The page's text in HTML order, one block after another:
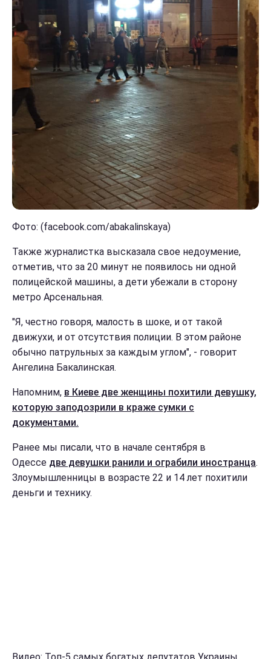
Фото: (facebook.com/abakalinskaya)
Также журналистка высказала свое недоумение,
отметив, что за 20 минут не появилось ни одной
полицейской машины, а дети убежали в сторону
метро Арсенальная.
"Я, честно говоря, малость в шоке, и от такой
движухи, и от отсутствия полиции. В этом районе
обычно патрульных за каждым углом", - говорит
Ангелина Бакалинская.
Напомним, в Киеве две женщины похитили девушку,
которую заподозрили в краже сумки с
документами.
Ранее мы писали, что в начале сентября в
Одессе две девушки ранили и ограбили иностранца.
Злоумышленницы в возрасте 22 и 14 лет похитили
деньги и технику.